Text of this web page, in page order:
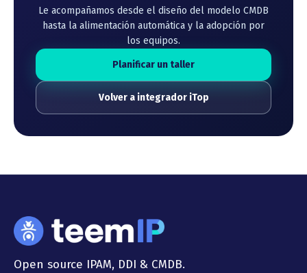
Le acompañamos desde el diseño del modelo CMDB
hasta la alimentación automática y la adopción por
los equipos.
Planificar un taller
Volver a integrador iTop
Open source IPAM, DDI & CMDB.